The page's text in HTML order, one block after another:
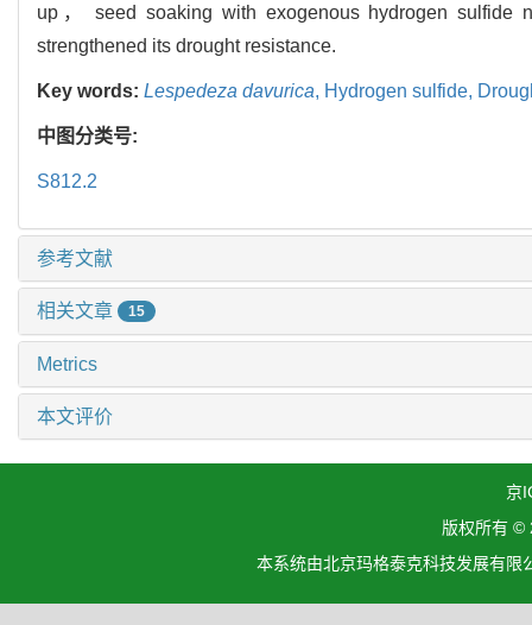
up， seed soaking with exogenous hydrogen sulfide
strengthened its drought resistance.
Key words: Lespedeza davurica, Hydrogen sulfide,
中图分类号:
S812.2
参考文献
相关文章 15
Metrics
本文评价
京
版权所有 ©
本系统由北京玛格泰克科技发展有